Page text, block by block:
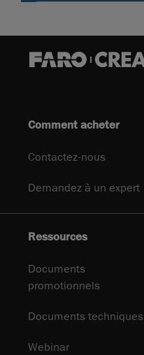
Comment acheter
Contactez-nous
Demandez à un expert
Ressources
Documents
promotionnels
Documents techniques
Webinar